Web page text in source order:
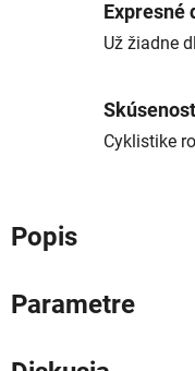
Expresné
Už žiadne
Cyklistike
Popis
Parametre